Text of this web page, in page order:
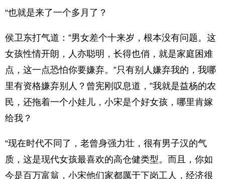
“也就是来了一个多月了？
侯卫东打气道：”男女差个十来岁，根本没有问题。这
女孩性情开朗，人亦聪明，长得也俏，就是家庭困难
点，这一点恐怕你要嫌弃。”只有别人嫌弃我的，我哪
里有资格嫌弃别人？曾宪刚叹息道，”我就是益杨的农
民，还拖着一个小娃儿，小宋是个好女孩，哪里肯嫁
给我？
“现在时代不同了，老曾身强力壮，很有男子汉的气
质，这是现代女孩最喜欢的高仓健类型。而且，你如
今是百万富翁，小宋他们家都厲于下岗工人，经济很